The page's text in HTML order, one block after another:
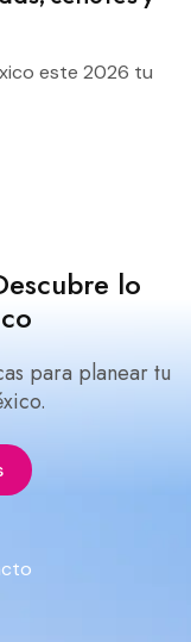
este 2026 tu
lo
para planear tu